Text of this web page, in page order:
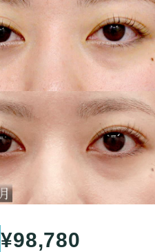
¥98,780